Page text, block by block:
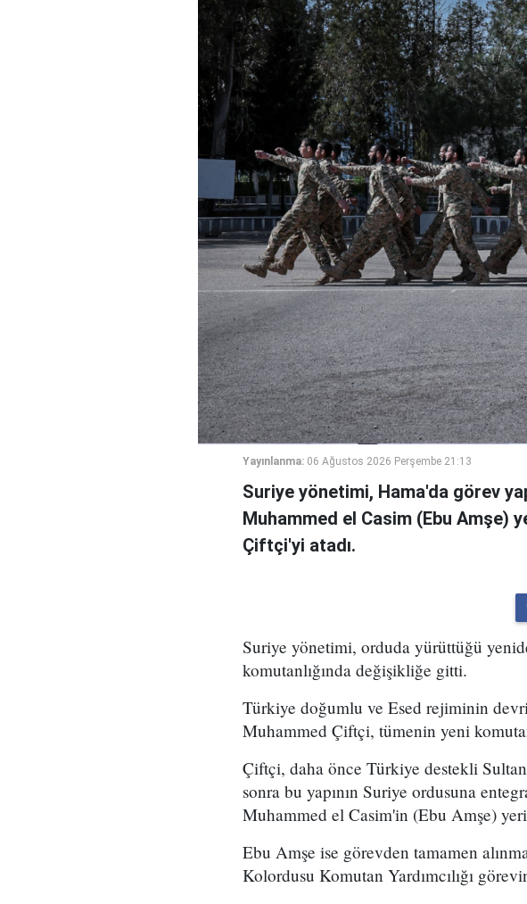
Yayınlanma: 06 Ağustos 2026 Perşembe 21:13
Suriye yönetimi, Hama'da görev
Muhammed el Casim (Ebu Amşe)
Çiftçi'yi atadı.
Suriye yönetimi, orduda yürüttüğü
komutanlığında değişikliğe gitti.
Türkiye doğumlu ve Esed rejiminin
Muhammed Çiftçi, tümenin yeni
Çiftçi, daha önce Türkiye destekli
sonra bu yapının Suriye ordusuna
Muhammed el Casim'in (Ebu Amşe)
Ebu Amşe ise görevden tamamen
Kolordusu Komutan Yardımcılığı